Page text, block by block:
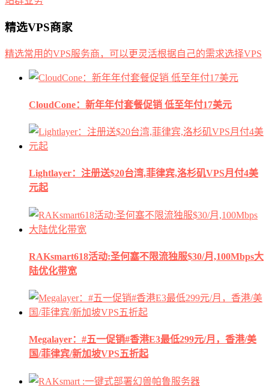
精选VPS商家
精选常用的VPS服务商，可以更灵活根据自己的需求选择VPS
CloudCone：新年年付套餐促销 低至年付17美元
Lightlayer：注册送$20台湾,菲律宾,洛杉矶VPS月付4美
元起
RAKsmart618活动:圣何塞不限流独服$30/月,100Mbps大
陆优化带宽
Megalayer：#五一促销#香港E3最低299元/月，香港/美
国/菲律宾/新加坡VPS五折起